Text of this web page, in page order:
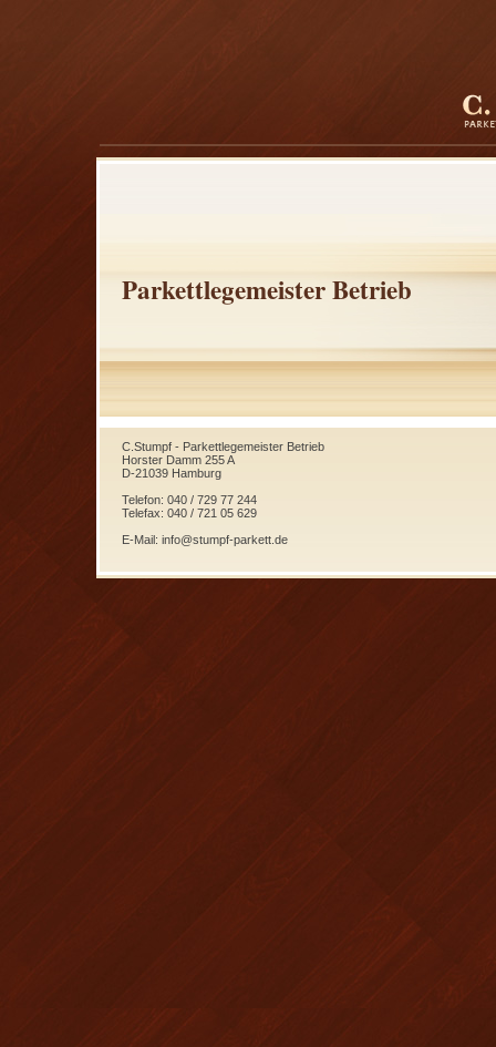
Parkettlegemeister Betrieb
C.Stumpf - Parkettlegemeister Betrieb
Horster Damm 255 A
D-21039 Hamburg
Telefon: 040 / 729 77 244
Telefax: 040 / 721 05 629
E-Mail: info@stumpf-parkett.de